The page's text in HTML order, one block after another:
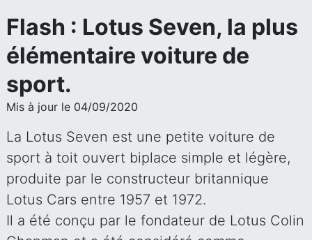
Flash : Lotus Seven, la plus
élémentaire voiture de
sport.
Mis à jour le 04/09/2020
La Lotus Seven est une petite voiture de
sport à toit ouvert biplace simple et légère,
produite par le constructeur britannique
Lotus Cars entre 1957 et 1972.
Il a été conçu par le fondateur de Lotus Colin